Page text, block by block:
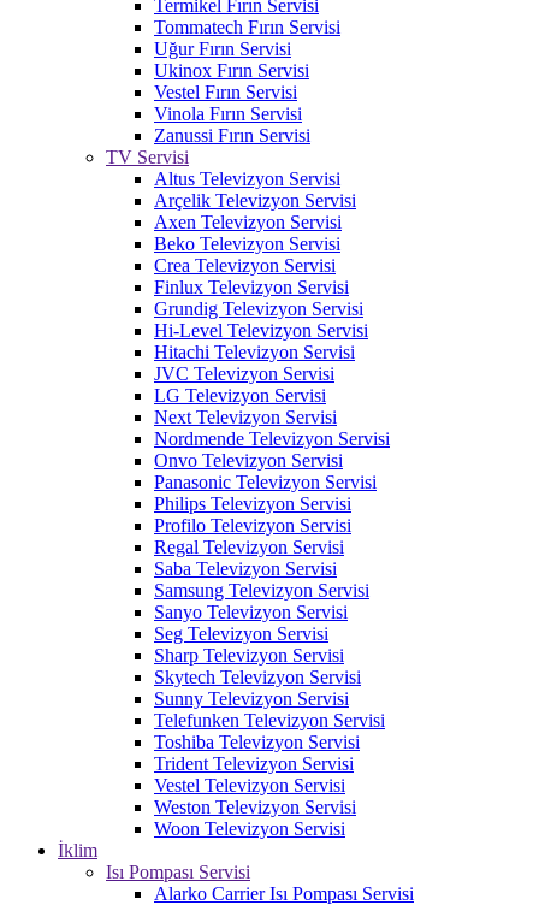
Termikel Fırın Servisi
Tommatech Fırın Servisi
Uğur Fırın Servisi
Ukinox Fırın Servisi
Vestel Fırın Servisi
Vinola Fırın Servisi
Zanussi Fırın Servisi
TV Servisi
Altus Televizyon Servisi
Arçelik Televizyon Servisi
Axen Televizyon Servisi
Beko Televizyon Servisi
Crea Televizyon Servisi
Finlux Televizyon Servisi
Grundig Televizyon Servisi
Hi-Level Televizyon Servisi
Hitachi Televizyon Servisi
JVC Televizyon Servisi
LG Televizyon Servisi
Next Televizyon Servisi
Nordmende Televizyon Servisi
Onvo Televizyon Servisi
Panasonic Televizyon Servisi
Philips Televizyon Servisi
Profilo Televizyon Servisi
Regal Televizyon Servisi
Saba Televizyon Servisi
Samsung Televizyon Servisi
Sanyo Televizyon Servisi
Seg Televizyon Servisi
Sharp Televizyon Servisi
Skytech Televizyon Servisi
Sunny Televizyon Servisi
Telefunken Televizyon Servisi
Toshiba Televizyon Servisi
Trident Televizyon Servisi
Vestel Televizyon Servisi
Weston Televizyon Servisi
Woon Televizyon Servisi
İklim
Isı Pompası Servisi
Alarko Carrier Isı Pompası Servisi